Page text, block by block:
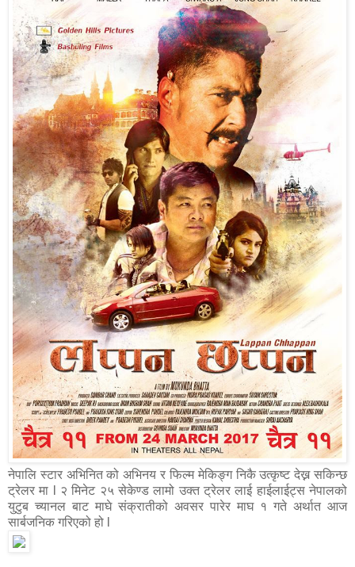
नेपालि स्टार अभिनित को अभिनय र फिल्म मेकिङ्ग निकै उत्कृष्ट देख्न सकिन्छ
ट्रेलर मा l २ मिनेट २५ सेकेण्ड लामो उक्त ट्रेलर लाई हाईलाईट्स नेपालको
युटुब च्यानल बाट माघे संक्रातीको अवसर पारेर माघ १ गते अर्थात आज
सार्बजनिक गरिएको हो l